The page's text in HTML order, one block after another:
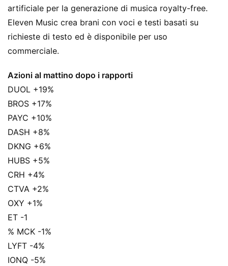
artificiale per la generazione di musica royalty-free.
Eleven Music crea brani con voci e testi basati su
richieste di testo ed è disponibile per uso
commerciale.
Azioni al mattino dopo i rapporti
DUOL +19%
BROS +17%
PAYC +10%
DASH +8%
DKNG +6%
HUBS +5%
CRH +4%
CTVA +2%
OXY +1%
ET -1
% MCK -1%
LYFT -4%
IONQ -5%